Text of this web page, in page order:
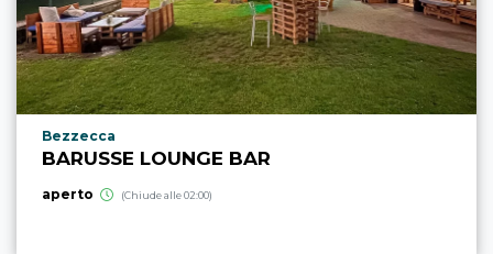
Località punto di interesse
Bezzecca
BARUSSE LOUNGE BAR
aperto (Chiude alle 02:00)